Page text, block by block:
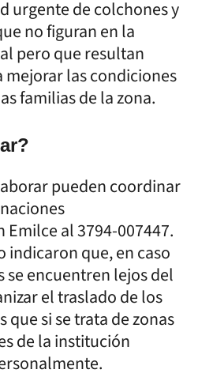
urgente de colchones y
no figuran en la
pero que resultan
mejorar las condiciones
familias de la zona.
pueden coordinar
al 3794-007447.
indicaron que, en caso
se encuentren lejos del
el traslado de los
si se trata de zonas
de la institución